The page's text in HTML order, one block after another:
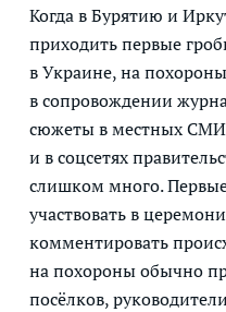
Когда в Бурятию и
приходить первые
в Украине, на
в сопровождении
сюжеты в местных
и в соцсетях
слишком много.
участвовать в
комментировать
на похороны обычно
посёлков,